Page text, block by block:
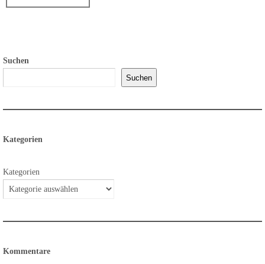
Suchen
Suchen
Kategorien
Kategorien
Kommentare